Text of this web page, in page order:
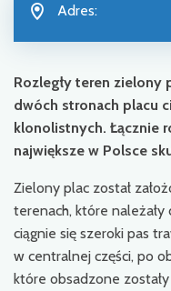
Adres:
Rozległy teren zielony
dwóch stronach placu
klonolistnych. Łącznie
największe w Polsce
Zielony plac został
terenach, które
ciągnie się szeroki pas
w centralnej części, po
które obsadzone